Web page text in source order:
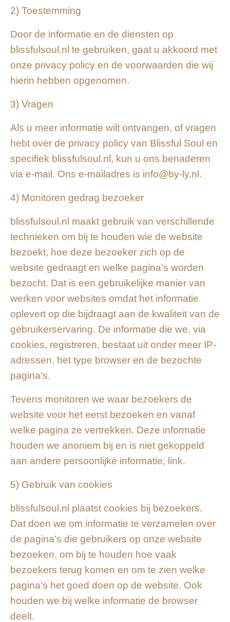
2) Toestemming
Door de informatie en de diensten op
blissfulsoul.nl te gebruiken, gaat u akkoord met
onze privacy policy en de voorwaarden die wij
hierin hebben opgenomen.
3) Vragen
Als u meer informatie wilt ontvangen, of vragen
hebt over de privacy policy van Blissful Soul en
specifiek blissfulsoul.nl, kun u ons benaderen
via e-mail. Ons e-mailadres is info@by-ly.nl.
4) Monitoren gedrag bezoeker
blissfulsoul.nl maakt gebruik van verschillende
technieken om bij te houden wie de website
bezoekt, hoe deze bezoeker zich op de
website gedraagt en welke pagina’s worden
bezocht. Dat is een gebruikelijke manier van
werken voor websites omdat het informatie
oplevert op die bijdraagt aan de kwaliteit van de
gebruikerservaring. De informatie die we, via
cookies, registreren, bestaat uit onder meer IP-
adressen, het type browser en de bezochte
pagina’s.
Tevens monitoren we waar bezoekers de
website voor het eerst bezoeken en vanaf
welke pagina ze vertrekken. Deze informatie
houden we anoniem bij en is niet gekoppeld
aan andere persoonlijke informatie, link.
5) Gebruik van cookies
blissfulsoul.nl plaatst cookies bij bezoekers.
Dat doen we om informatie te verzamelen over
de pagina’s die gebruikers op onze website
bezoeken, om bij te houden hoe vaak
bezoekers terug komen en om te zien welke
pagina’s het goed doen op de website. Ook
houden we bij welke informatie de browser
deelt.